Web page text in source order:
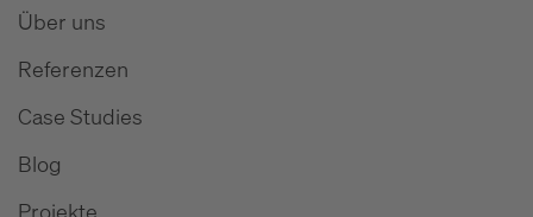
Über uns
Referenzen
Case Studies
Blog
Projekte